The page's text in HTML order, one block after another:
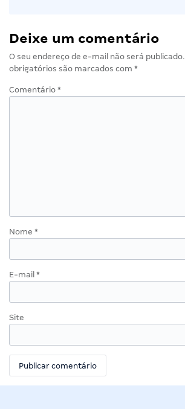
Deixe um comentário
O seu endereço de e-mail não será publicado.
obrigatórios são marcados com *
Comentário *
Nome *
E-mail *
Site